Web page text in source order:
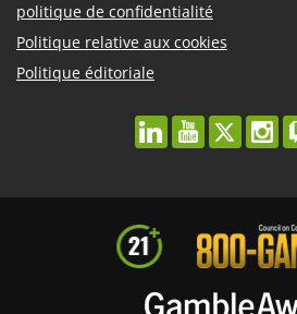
politique de confidentialité
Politique relative aux cookies
Politique éditoriale
linkedinyoutubetwitter